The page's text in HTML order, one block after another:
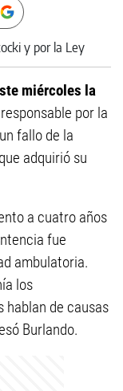
miércoles la
por la
fallo de la
adquirió su
a cuatro años
fue
ambulatoria.
los
hablan de causas
Burlando.